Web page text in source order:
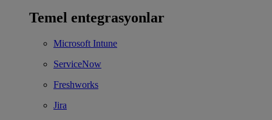
Temel entegrasyonlar
Microsoft Intune
ServiceNow
Freshworks
Jira